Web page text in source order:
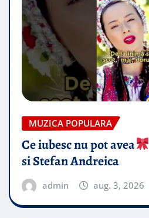
MUZICA POPULARA
Ce iubesc nu pot avea
si Stefan Andreica
admin aug. 3, 2026